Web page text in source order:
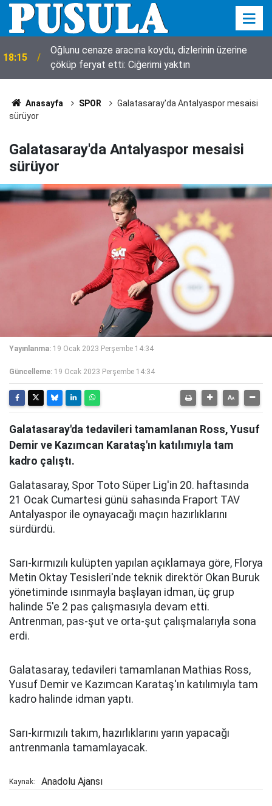
18:15
Oğlunu cenaze aracına koydu, dizlerinin üzerine
çöküp feryat etti: Ciğerimi yaktın
Anasayfa SPOR
Galatasaray'da Antalyaspor mesaisi
sürüyor
Galatasaray'da Antalyaspor mesaisi
sürüyor
Yayınlanma: 19 Ocak 2023 Perşembe 14:34
Güncelleme: 19 Ocak 2023 Perşembe 14:34
Galatasaray'da tedavileri tamamlanan Ross, Yusuf
Demir ve Kazımcan Karataş'ın katılımıyla tam
kadro çalıştı.
Galatasaray, Spor Toto Süper Lig'in 20. haftasında
21 Ocak Cumartesi günü sahasında Fraport TAV
Antalyaspor ile oynayacağı maçın hazırlıklarını
sürdürdü.
Sarı-kırmızılı kulüpten yapılan açıklamaya göre, Florya
Metin Oktay Tesisleri'nde teknik direktör Okan Buruk
yönetiminde ısınmayla başlayan idman, üç grup
halinde 5'e 2 pas çalışmasıyla devam etti.
Antrenman, pas-şut ve orta-şut çalışmalarıyla sona
erdi.
Galatasaray, tedavileri tamamlanan Mathias Ross,
Yusuf Demir ve Kazımcan Karataş'ın katılımıyla tam
kadro halinde idman yaptı.
Sarı-kırmızılı takım, hazırlıklarını yarın yapacağı
antrenmanla tamamlayacak.
Kaynak: Anadolu Ajansı